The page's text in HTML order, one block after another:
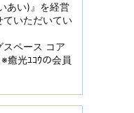
あい)』を経営
ていただいてい
スペース コア
癒光ﾕｺｳの会員